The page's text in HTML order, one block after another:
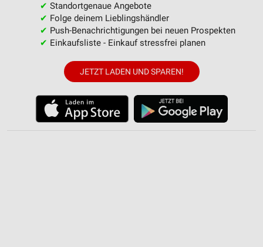
✔ Standortgenaue Angebote
✔ Folge deinem Lieblingshändler
✔ Push-Benachrichtigungen bei neuen Prospekten
✔ Einkaufsliste - Einkauf stressfrei planen
JETZT LADEN UND SPAREN!